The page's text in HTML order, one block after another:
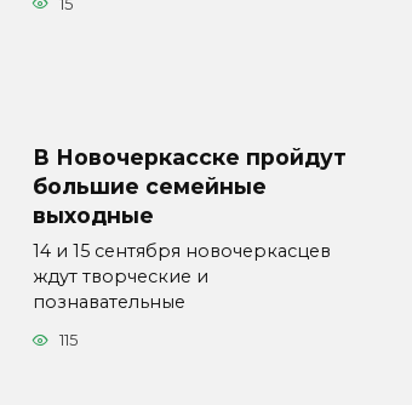
15
В Новочеркасске пройдут
большие семейные
выходные
14 и 15 сентября новочеркасцев
ждут творческие и
познавательные
115